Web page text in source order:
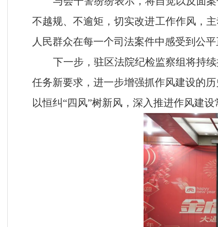
不越规、不逾矩，切实改进工作作风，
人民群众在每一个司法案件中感受到公
下一步，驻区法院纪检监察组将持
任务新要求，进一步增强抓作风建设的
以恒纠 “四风”树新风，深入推进作风建